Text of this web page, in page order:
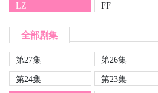
LZ FF
全部剧集
第27集 第26集
第24集
第23集